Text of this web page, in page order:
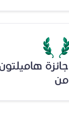
جائزة
من